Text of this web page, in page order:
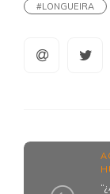
#LONGUEIRA